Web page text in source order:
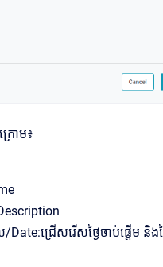
រោម៖
ជ្រើសរើសថ្ងៃចាប់ផ្តើម និងថ្